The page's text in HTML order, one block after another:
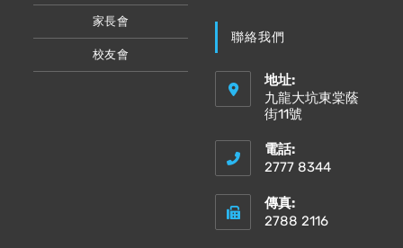
家長會
校友會
聯絡我們
地址:
九龍大坑東棠蔭
街11號
電話:
2777 8344
傳真:
2788 2116